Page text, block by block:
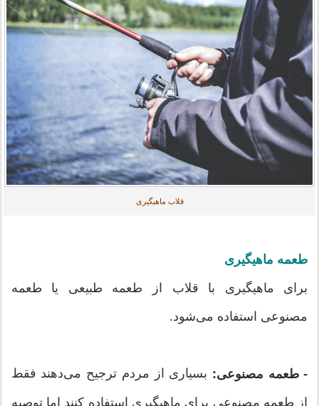
قلاب ماهیگیری
طعمه ماهیگیری
برای ماهیگیری با قلاب از طعمه طبیعی یا طعمه
مصنوعی استفاده می‌شود.
- طعمه مصنوعی: بسیاری از مردم ترجیح می‌دهند فقط
از طعمه مصنوعی برای ماهیگیری استفاده کنند اما توصیه